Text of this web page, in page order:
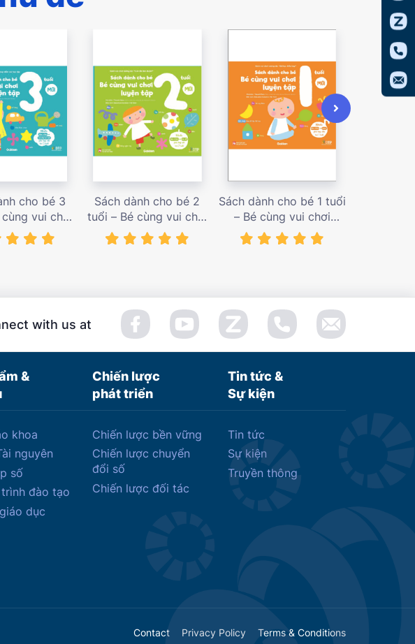
cho bé 3
vui chơi
– Sách vui
tác tăng
Sách dành cho bé 2
tuổi – Bé cùng vui chơi
luyện tập – Sách vui
chơi tương tác Con đã
Sách dành cho bé 1 tuổi
– Bé cùng vui chơi
luyện tập – Sách vui
chơi tương tác Bé học
with us at
&
Chiến lược
phát triển
Tin tức &
Sự kiện
khoa
nguyên
số
đào tạo
dục
Chiến lược bền vững
Chiến lược chuyển
đổi số
Chiến lược đối tác
Tin tức
Sự kiện
Truyền thông
Contact Privacy Policy Terms & Conditions